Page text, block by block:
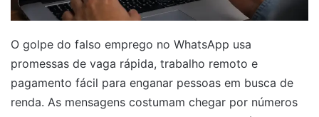
O golpe do falso emprego no WhatsApp usa
promessas de vaga rápida, trabalho remoto e
pagamento fácil para enganar pessoas em busca de
renda. As mensagens costumam chegar por números